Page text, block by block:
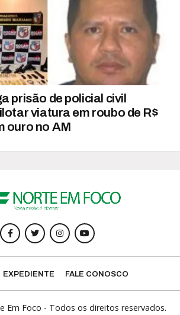
prisão de policial civil
viatura em roubo de R$
ouro no AM
EXPEDIENTE FALE CONOSCO
Em Foco - Todos os direitos reservados.